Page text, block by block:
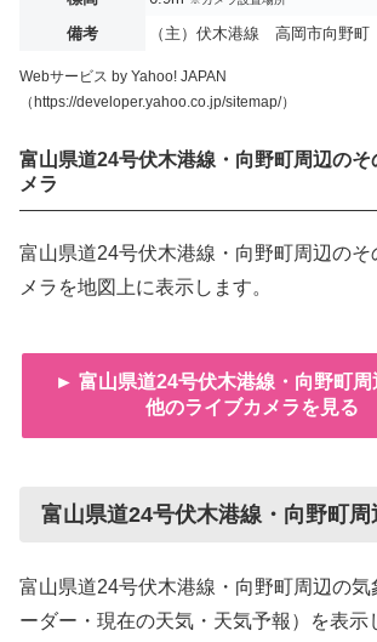
備考 （主）伏木港線 高岡市向野町
Webサービス by Yahoo! JAPAN
（https://developer.yahoo.co.jp/sitemap/）
富山県道24号伏木港線・向野町周辺のそ
メラ
富山県道24号伏木港線・向野町周辺のそ
メラを地図上に表示します。
► 富山県道24号伏木港線・向野町周
他のライブカメラを見る
富山県道24号伏木港線・向野町周
富山県道24号伏木港線・向野町周辺の気
ーダー・現在の天気・天気予報）を表示